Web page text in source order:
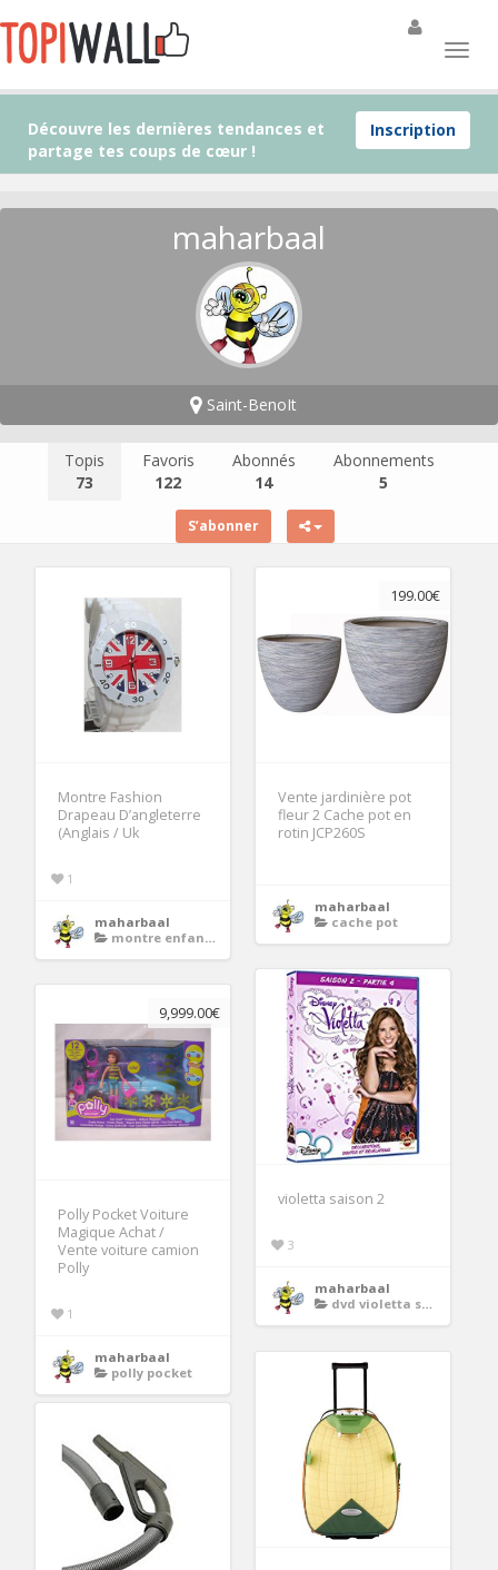
Inscription
Découvre les dernières tendances et
partage tes coups de cœur !
maharbaal
Saint-BenoIt
Topis
73
Favoris
122
Abonnés
14
Abonnements
5
S’abonner
Montre Fashion
Drapeau D’angleterre
(Anglais / Uk
1
maharbaal
montre enfant drapeau anglais
199.00€
Vente jardinière pot
fleur 2 Cache pot en
rotin JCP260S
maharbaal
cache pot
violetta saison 2
3
maharbaal
dvd violetta saison 1
9,999.00€
Polly Pocket Voiture
Magique Achat /
Vente voiture camion
Polly
1
maharbaal
polly pocket